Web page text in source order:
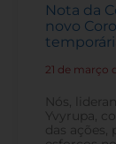
Nota da
novo
21 de março
Nós,
Yvyrupa,
das ações,